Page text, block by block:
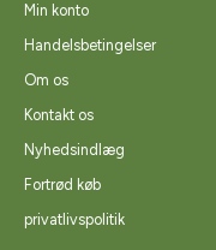
Min konto
Handelsbetingelser
Om os
Kontakt os
Nyhedsindlæg
Fortrød køb
privatlivspolitik